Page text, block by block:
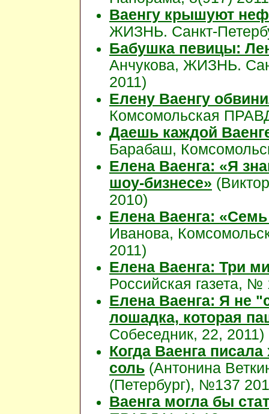
Ваенгу крышуют
ЖИЗНЬ. Санкт-
Бабушка певицы:
Анчукова, ЖИЗНЬ.
2011)
Елену Ваенгу
Комсомольская
Даешь каждой
Барабаш,
Елена Ваенга: «Я
шоу-бизнесе»
2010)
Елена Ваенга:
Иванова,
2011)
Елена Ваенга: Три
Российская газета,
Елена Ваенга: Я не
лошадка, которая
Собеседник, 22, 2011)
Когда Ваенга
соль (Антонина
(Петербург), №137
Ваенга могла бы